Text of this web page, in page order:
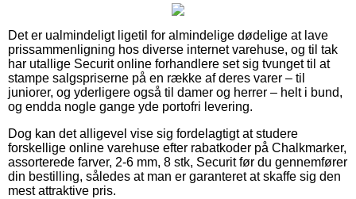
Det er ualmindeligt ligetil for almindelige dødelige at lave
prissammenligning hos diverse internet varehuse, og til tak
har utallige Securit online forhandlere set sig tvunget til at
stampe salgspriserne på en række af deres varer – til
juniorer, og yderligere også til damer og herrer – helt i bund,
og endda nogle gange yde portofri levering.
Dog kan det alligevel vise sig fordelagtigt at studere
forskellige online varehuse efter rabatkoder på Chalkmarker,
assorterede farver, 2-6 mm, 8 stk, Securit før du gennemfører
din bestilling, således at man er garanteret at skaffe sig den
mest attraktive pris.